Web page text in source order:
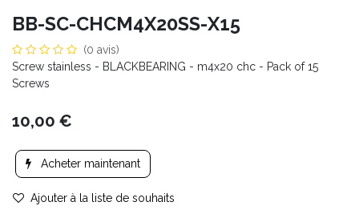
BB-SC-CHCM4X20SS-X15
(0 avis)
Screw stainless - BLACKBEARING - m4x20 chc - Pack of 15
Screws
10,00 €
Acheter maintenant
Ajouter à la liste de souhaits